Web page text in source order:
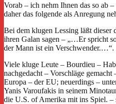
Vorab – ich nehm Ihnen das so ab –
daher das folgende als Anregung
Bei dem klugen Lessing läßt
ihren Galan sagen – „…Er spricht
der Mann ist ein Verschwender.…“.
Viele kluge Leute – Bourdieu –
nachgedacht – Vorschläge
Europa – der EU; neuerdings –
Yanis Varoufakis in seinem
die U.S. of Amerika mit ins Spiel. –